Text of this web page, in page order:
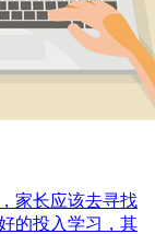
家长应该去寻找
的投入学习，其